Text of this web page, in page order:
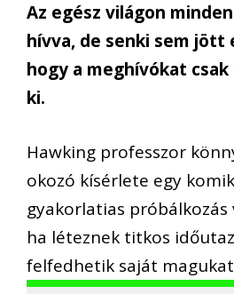
Az egész világon
hívva, de senki sem jött
hogy a meghívókat
ki.
Hawking professzor
okozó kísérlete egy
gyakorlatias
ha léteznek titkos
felfedhetik saját